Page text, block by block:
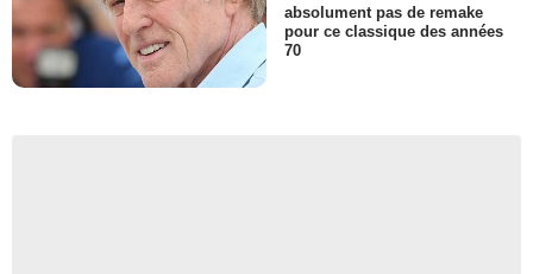
absolument pas de remake
pour ce classique des années
70